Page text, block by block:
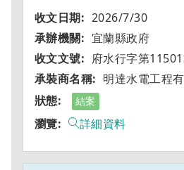
2026/7/30
宜蘭縣政府
府水行字第
明達水電工程
結案
詳細資料